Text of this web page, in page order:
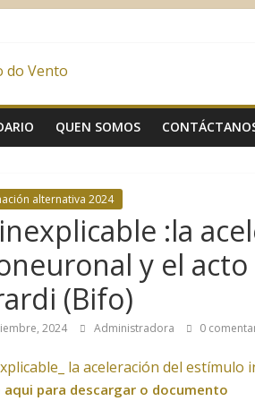
QUEN SOMOS
alternativa 2024
:la
y el
(Bifo)
2024 Administradora 0
la aceleración del
aqui para descargar o documento